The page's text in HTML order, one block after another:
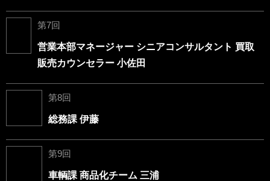
第7回
営業本部マネージャー シニアコンサルタント 買取
販売カウンセラー 小佐田
第8回
総務課 伊藤
第9回
車輌課 商品化チーム 三浦